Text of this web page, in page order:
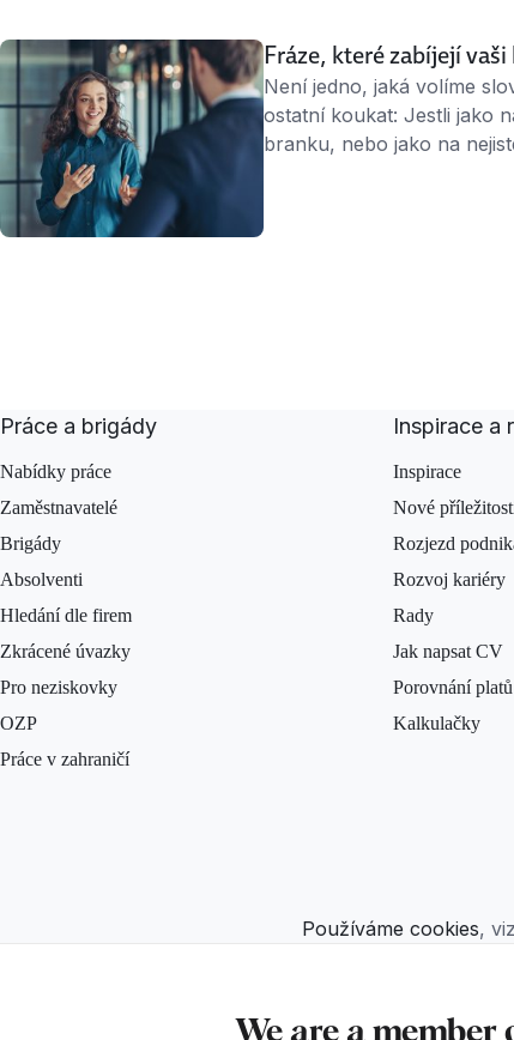
Fráze, které zabíjejí vaši
Není jedno, jaká volíme
ostatní koukat: Jestli jako
branku, nebo jako na
Práce a brigády
Nabídky práce
Zaměstnavatelé
Brigády
Absolventi
Hledání dle firem
Zkrácené úvazky
Pro neziskovky
OZP
Práce v zahraničí
Inspirace a
Inspirace
Nové
Rozjezd
Rozvoj kariéry
Rady
Jak napsat CV
Porovnání platů
Kalkulačky
Používáme cookies, viz
We are a member